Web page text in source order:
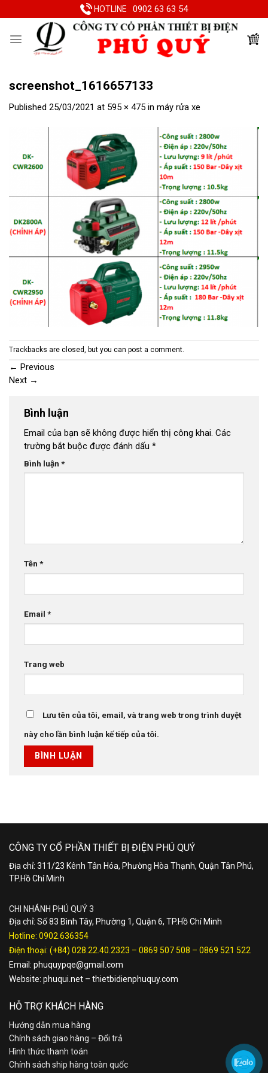
to
HOTLINE 0902 63 63 54
screenshot_1616657133
Published 25/03/2021 at 595 × 475 in máy rửa xe
Trackbacks are closed, but you can post a comment.
← Previous
Next →
Bình luận
Email của bạn sẽ không được hiển thị công khai. Các
trường bắt buộc được đánh dấu *
Bình luận *
Tên *
Email *
Trang web
Lưu tên của tôi, email, và trang web trong trình duyệt
này cho lần bình luận kế tiếp của tôi.
CÔNG TY CỔ PHẦN THIẾT BỊ ĐIỆN PHÚ QUÝ
Địa chỉ: 311/23 Kênh Tân Hóa, Phường Hòa Thạnh, Quận Tân Phú,
TP.Hồ Chí Minh
CHI NHÁNH PHÚ QUÝ 3
Địa chỉ: Số 83 Bình Tây, Phường 1, Quận 6, TP.Hồ Chí Minh
Hotline: 0902.636354
Điện thoại: (+84) 028.22.40.2323 – 0869 507 508 – 0869 521 522
Email: phuquypqe@gmail.com
Website: phuqui.net – thietbidienphuquy.com
HỖ TRỢ KHÁCH HÀNG
Hướng dẫn mua hàng
Chính sách giao hàng – Đổi trả
Hình thức thanh toán
Chính sách ship hàng toàn quốc